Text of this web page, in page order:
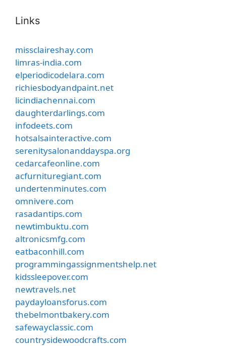
Links
missclaireshay.com
limras-india.com
elperiodicodelara.com
richiesbodyandpaint.net
licindiachennai.com
daughterdarlings.com
infodeets.com
hotsalsainteractive.com
serenitysalonanddayspa.org
cedarcafeonline.com
acfurnituregiant.com
undertenminutes.com
omnivere.com
rasadantips.com
newtimbuktu.com
altronicsmfg.com
eatbaconhill.com
programmingassignmentshelp.net
kidssleepover.com
newtravels.net
paydayloansforus.com
thebelmontbakery.com
safewayclassic.com
countrysidewoodcrafts.com